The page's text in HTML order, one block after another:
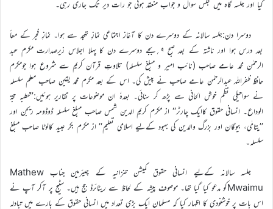
گیا اور جلسہ گاہ میں مجلس سوال و جواب منعقد ہوئی جو رات دیر تک جاری رہی۔
دوسرا دن:جلسہ سالانہ کے دوسرے دن کا آغاز اجتماعی نمازِ تہجد سے ہوا۔ نمازِ فجر کے معاً
بعد درس ہوا اور ناشتہ کے بعد صبح ۹؍بجے دوسرے دن کا پہلا اجلاس زیرصدارت مکرم عبد
الرحمٰن محمد عامے صاحب (نائب امیر و مبلغ سلسلہ) تلاوتِ قرآن کریم سے شروع ہوا جومکرم
حافظ ظفراللہ عبدالرحمٰن عامے صاحب نے پیش کی۔ اس کے بعد مکرم محمد یقین صاحب معلم سلسلہ
نے سواحیلی نظم خوش الحانی سے پڑھ کر سنائی۔ بعدہٗ ان موضوعات پر تقاریر ہوئیں:’’خطبہ حجۃ
الوداع۔ انسانی حقوق کاایک چارٹر‘‘ از مکرم کریم الدین شمس صاحب مبلغ سلسلہ ڈوڈومہ ریجن اور
’’یتامٰی، بیوگان اور بزرگ والدین کی بہبود کےليے اسلامی تعلیم‘‘ از مکرم بکر عبید کالوٹا صاحب مبلغ
سلسلہ۔
جلسہ سالانہ کےليے انسانی حقوق کمیشن تنزانیہ کے چیئرمین جناب Mathew
Mwaimuکو مدعو کیا گیا تھا۔ موصوف پیشہ کے لحاظ سے ریٹائرڈ جج ہیں۔ سٹیج پر آکر آپ نے
اس بات پر خوشنودی کا اظہار کیا کہ مسلمان ایک بڑی تعداد میں انسانی حقوق کے بارے میں تبادلہ